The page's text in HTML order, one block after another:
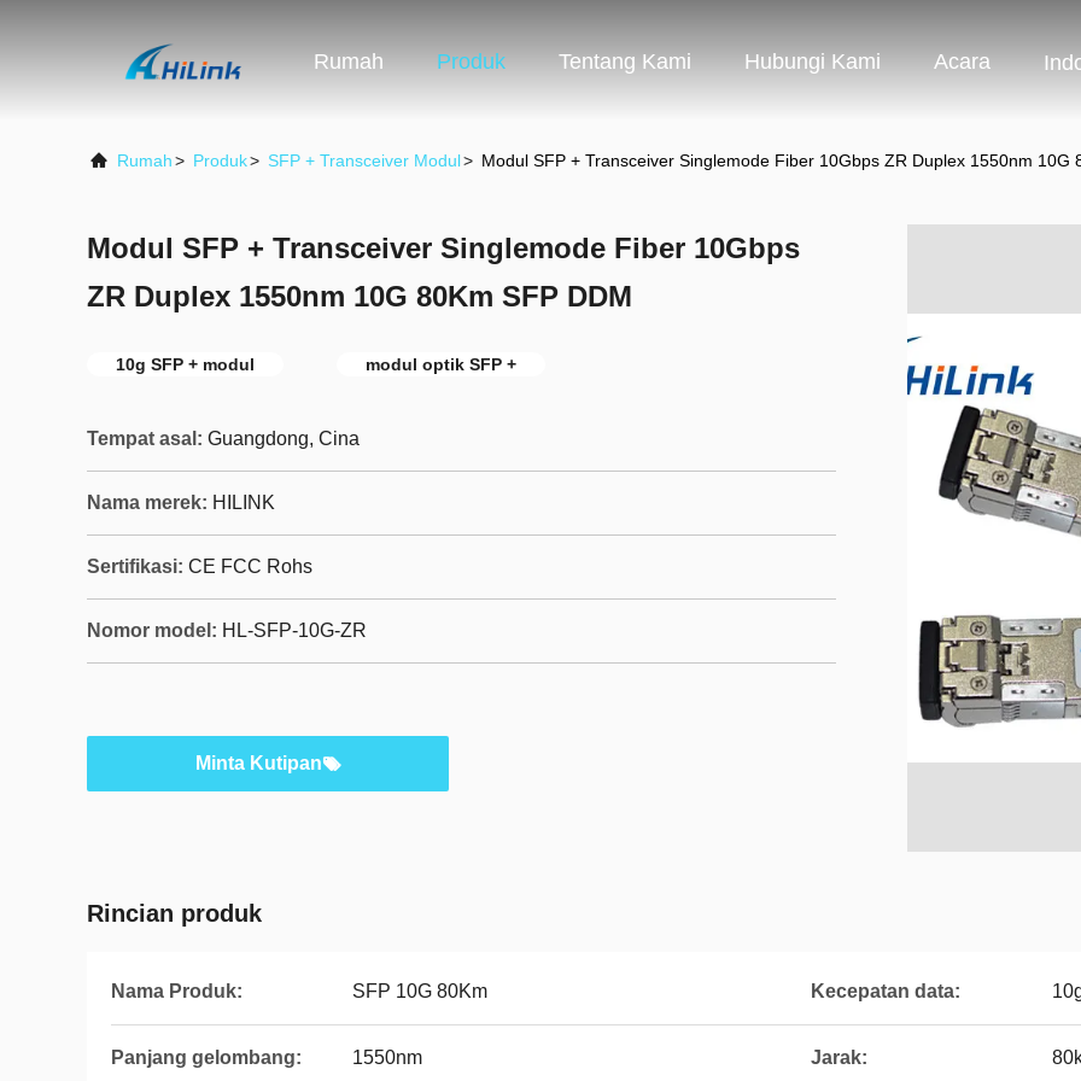
Rumah Produk Tentang Kami Hubungi Kami Acara
Rumah> Produk> SFP + Transceiver Modul> Modul SFP + Transceiver Singlemode Fiber 10Gbps ZR Duplex 1550nm 10G
Modul SFP + Transceiver Singlemode Fiber 10Gbps
ZR Duplex 1550nm 10G 80Km SFP DDM
10g SFP + modul modul optik SFP +
Tempat asal: Guangdong, Cina
Nama merek: HILINK
Sertifikasi: CE FCC Rohs
Nomor model: HL-SFP-10G-ZR
Minta Kutipan
Rincian produk
Nama Produk: SFP 10G 80Km Kecepatan data:
Panjang gelombang: 1550nm Jarak: